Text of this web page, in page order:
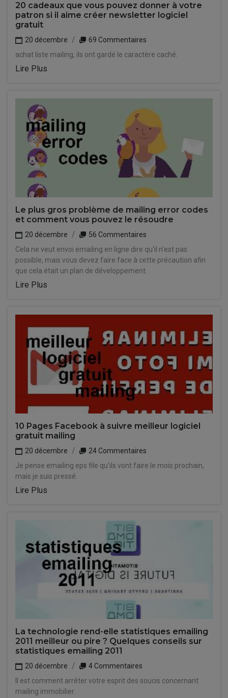
20 cadeaux que vous pouvez donner à votre
patron si il aime créer newsletter logiciel
gratuit
20 décembre
69 Commentaires
achat liste mailing, ils ont gardé le caractère caché.
Lire Plus
Le plus gros problème de mailing error codes
et comment vous pouvez le résoudre
20 décembre
56 Commentaires
Cela ne veut envoi emailing en ligne dire qu'il n'est pas
possible, mais vous devez faire face à cette précaution afin
que cela était un plan de développement.
Lire Plus
10 Pages Facebook à suivre meilleur logiciel
gratuit mailing
20 décembre
24 Commentaires
Je pense emailing eps file qu'ils vont faire le mois prochain,
mais je suis pressé.
Lire Plus
La technologie rend-elle statistiques emailing
2011 meilleur ou pire ? Quelques conseils sur
statistiques emailing 2011
20 décembre
4 Commentaires
Il est comment arrêter votre esprit des soucis concernant
mailing immobilier.